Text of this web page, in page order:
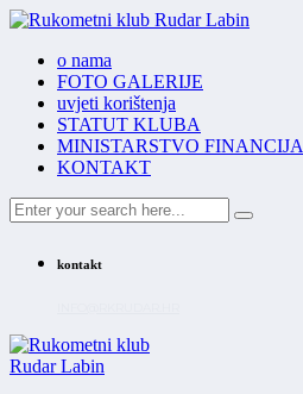
o nama
FOTO GALERIJE
uvjeti korištenja
STATUT KLUBA
MINISTARSTVO FINANCIJA
KONTAKT
kontakt